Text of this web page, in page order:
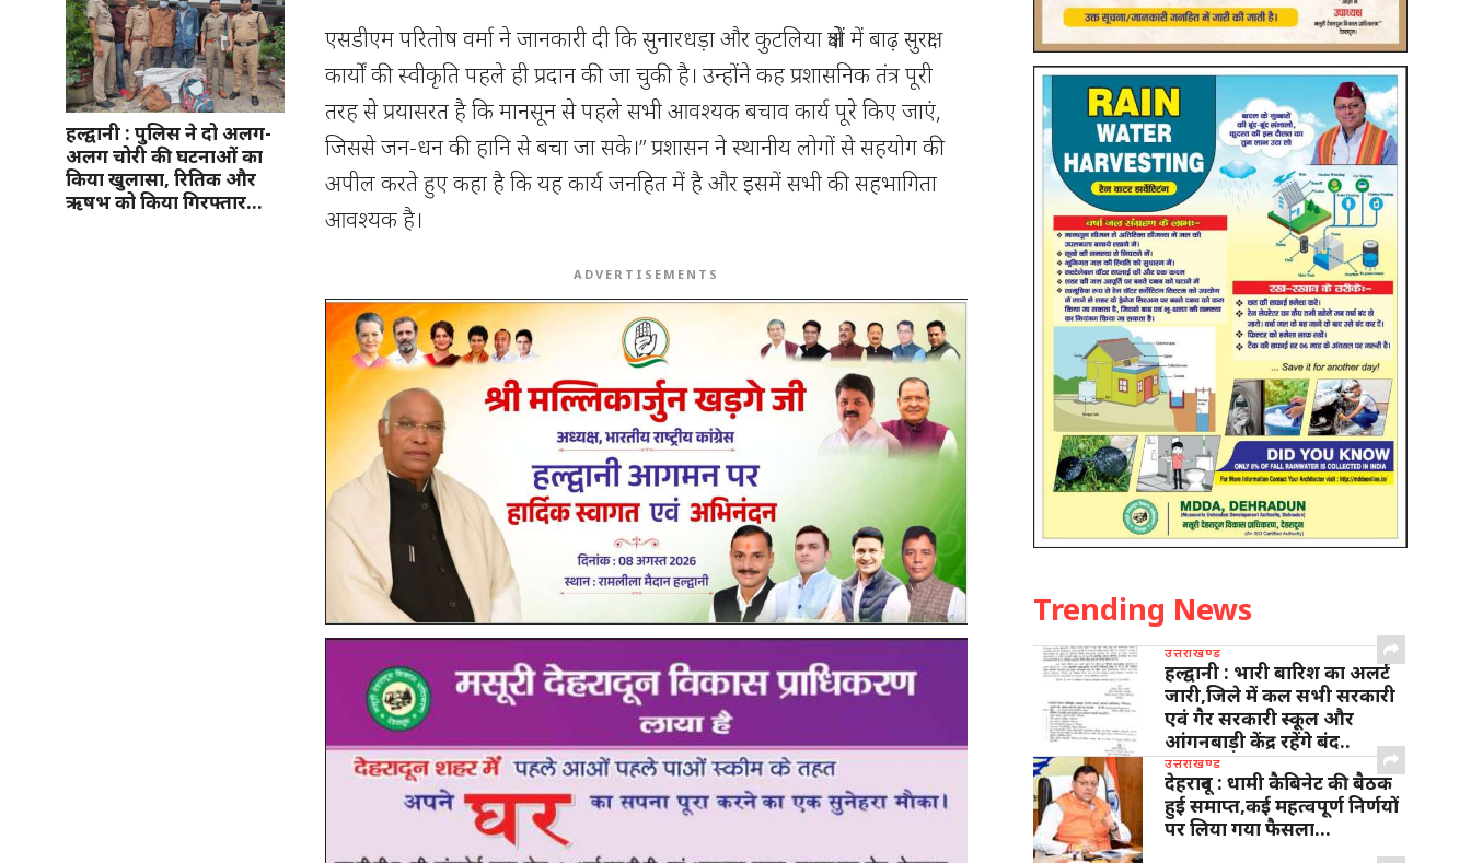
हल्द्वानी : पुलिस ने दो अलग-
अलग चोरी की घटनाओं का
किया खुलासा, रितिक और
ऋषभ को किया गिरफ्तार…
एसडीएम परितोष वर्मा ने जानकारी दी कि सुनारधड़ा और कुटलिया क्षेत्रों में बाढ़ सुरक्षा
कार्यों की स्वीकृति पहले ही प्रदान की जा चुकी है। उन्होंने कह प्रशासनिक तंत्र पूरी
तरह से प्रयासरत है कि मानसून से पहले सभी आवश्यक बचाव कार्य पूरे किए जाएं,
जिससे जन-धन की हानि से बचा जा सके।” प्रशासन ने स्थानीय लोगों से सहयोग की
अपील करते हुए कहा है कि यह कार्य जनहित में है और इसमें सभी की सहभागिता
आवश्यक है।
ADVERTISEMENTS
Trending News
उत्तराखण्ड
हल्द्वानी : भारी बारिश का अलर्ट
जारी,जिले में कल सभी सरकारी
एवं गैर सरकारी स्कूल और
आंगनबाड़ी केंद्र रहेंगे बंद..
उत्तराखण्ड
देहरादून : धामी कैबिनेट की बैठक
हुई समाप्त,कई महत्वपूर्ण निर्णयों
पर लिया गया फैसला…